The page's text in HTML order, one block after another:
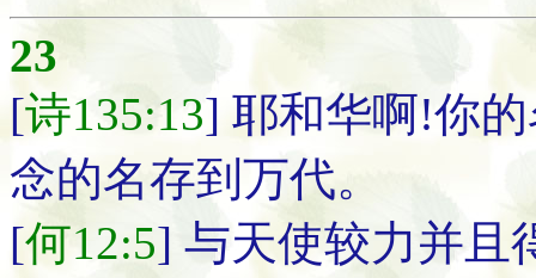
23
[诗135:13] 耶和华啊!你
念的名存到万代。
[何12:5] 与天使较力并且